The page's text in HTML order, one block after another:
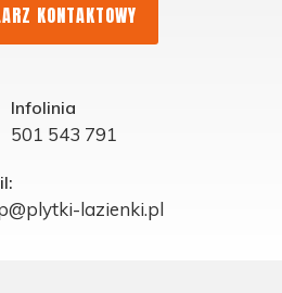
KONTAKTOWY
Infolinia
501 543 791
lazienki.pl